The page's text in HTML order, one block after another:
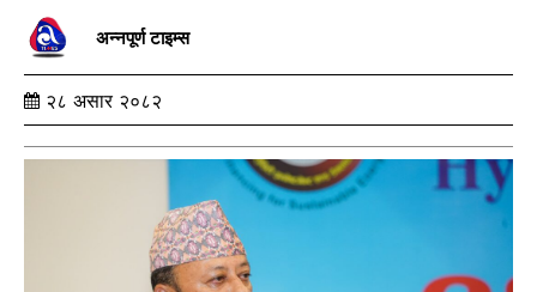
अन्नपूर्ण टाइम्स
२८ असार २०८२